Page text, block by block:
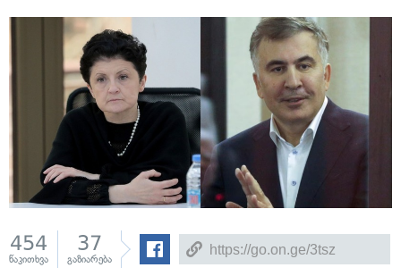
454
წაკითხვა
37
გაზიარება